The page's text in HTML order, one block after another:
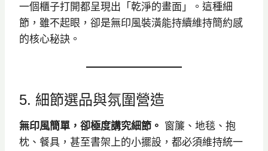
一個櫃子打開都呈現出「乾淨的畫面」。這種細
節，雖不起眼，卻是無印風裝潢能持續維持簡約感
的核心秘訣。
5. 細節選品與氛圍營造
無印風簡單，卻極度講究細節。 窗簾、地毯、抱
枕、餐具，甚至書架上的小擺設，都必須維持統一